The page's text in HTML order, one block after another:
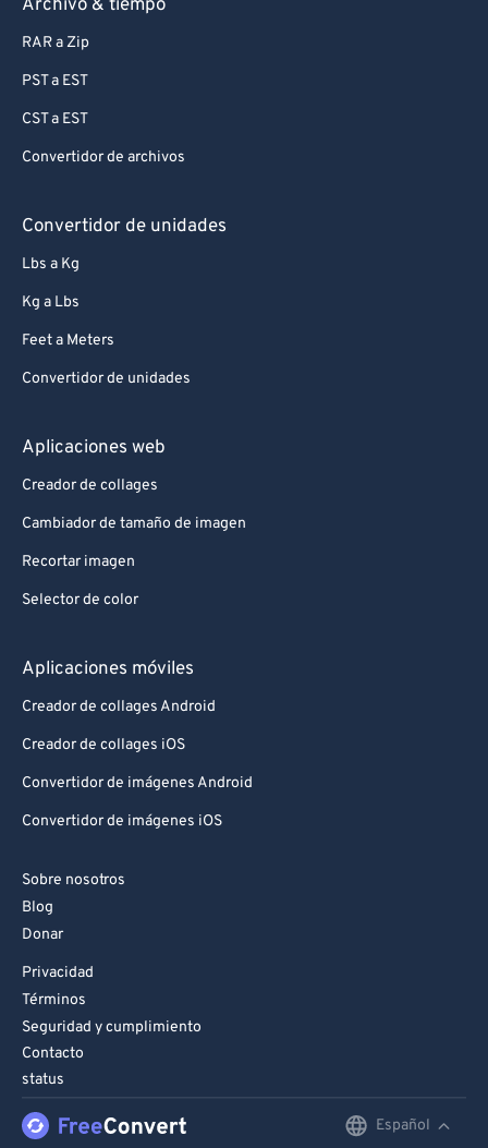
Archivo & tiempo
RAR a Zip
PST a EST
CST a EST
Convertidor de archivos
Convertidor de unidades
Lbs a Kg
Kg a Lbs
Feet a Meters
Convertidor de unidades
Aplicaciones web
Creador de collages
Cambiador de tamaño de imagen
Recortar imagen
Selector de color
Aplicaciones móviles
Creador de collages Android
Creador de collages iOS
Convertidor de imágenes Android
Convertidor de imágenes iOS
Sobre nosotros
Blog
Donar
Privacidad
Términos
Seguridad y cumplimiento
Contacto
status
Español